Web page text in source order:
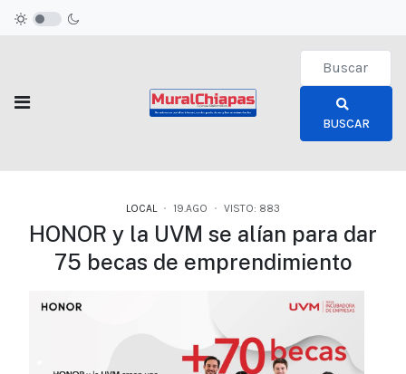
Type 2 or
BUSCAR
LOCAL 19.AGO VISTO: 883
HONOR y la UVM se alían para dar
75 becas de emprendimiento